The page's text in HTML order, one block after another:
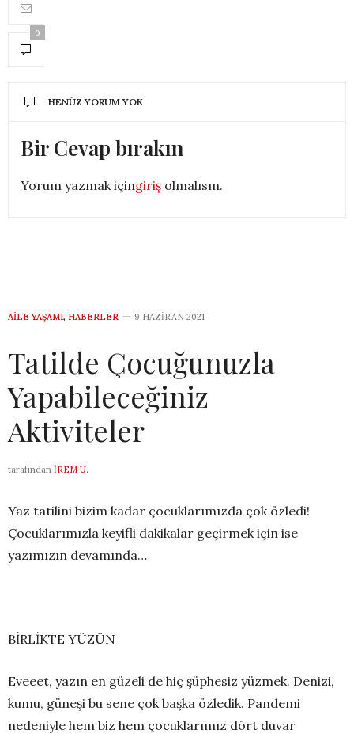
0
HENÜZ YORUM YOK
Bir Cevap bırakın
Yorum yazmak içingiriş olmalısın.
AILE YAŞAMI, HABERLER 9 HAZIRAN 2021
Tatilde Çocuğunuzla
Yapabileceğiniz
Aktiviteler
tarafından İREM U.
Yaz tatilini bizim kadar çocuklarımızda çok özledi!
Çocuklarımızla keyifli dakikalar geçirmek için ise
yazımızın devamında…
BİRLİKTE YÜZÜN
Eveeet, yazın en güzeli de hiç şüphesiz yüzmek. Denizi,
kumu, güneşi bu sene çok başka özledik. Pandemi
nedeniyle hem biz hem çocuklarımız dört duvar